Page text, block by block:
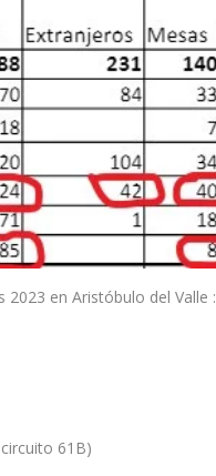
2023 en Aristóbulo del Valle :
61B)